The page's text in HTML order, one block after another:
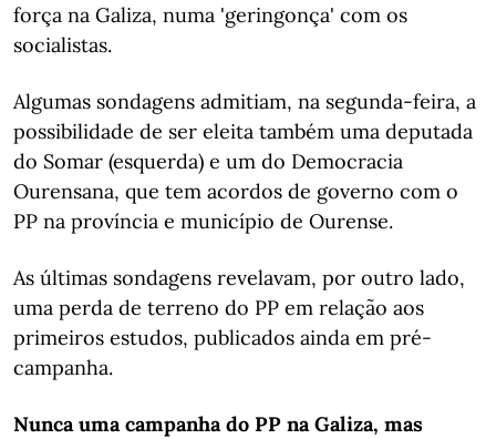
força na Galiza, numa 'geringonça' com os
socialistas.
Algumas sondagens admitiam, na segunda-feira, a
possibilidade de ser eleita também uma deputada
do Somar (esquerda) e um do Democracia
Ourensana, que tem acordos de governo com o
PP na província e município de Ourense.
As últimas sondagens revelavam, por outro lado,
uma perda de terreno do PP em relação aos
primeiros estudos, publicados ainda em pré-
campanha.
Nunca uma campanha do PP na Galiza, mas